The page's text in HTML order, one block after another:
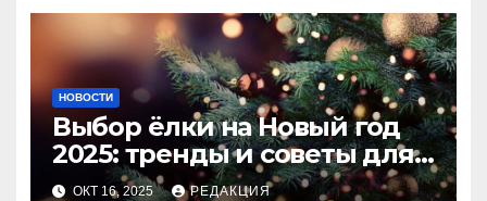
НОВОСТИ
Выбор ёлки на Новый год
2025: тренды и советы для
идеального праздника
ОКТ 16, 2025 РЕДАКЦИЯ